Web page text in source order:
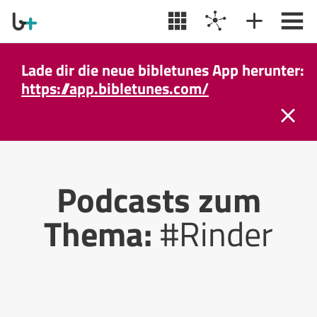
Lade dir die neue bibletunes App herunter:
https://app.bibletunes.com/
Podcasts zum
Thema:#Rinder